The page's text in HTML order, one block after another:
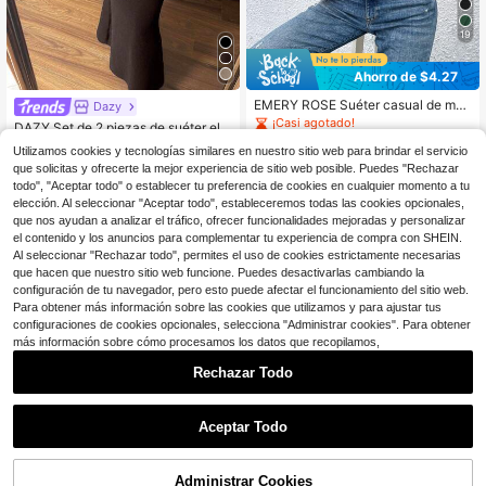
Dazy
DAZY Set de 2 piezas de suéter ele
gante y ajustado para mujer, otoño/i
nvierno
$32.17 -42%
19
Ahorro de $4.27
EMERY ROSE Suéter casual de muj
er de unicolor, cuello alto, manga lar
ierno
¡Casi agotado!
$ 15 -21% con cupón
Utilizamos cookies y tecnologías similares en nuestro sitio web para brindar el servicio
que solicitas y ofrecerte la mejor experiencia de sitio web posible. Puedes "Rechazar
todo", "Aceptar todo" o establecer tu preferencia de cookies en cualquier momento a tu
elección. Al seleccionar "Aceptar todo", estableceremos todas las cookies opcionales,
que nos ayudan a analizar el tráfico, ofrecer funcionalidades mejoradas y personalizar
el contenido y los anuncios para complementar tu experiencia de compra con SHEIN.
Al seleccionar "Rechazar todo", permites el uso de cookies estrictamente necesarias
que hacen que nuestro sitio web funcione. Puedes desactivarlas cambiando la
configuración de tu navegador, pero esto puede afectar el funcionamiento del sitio web.
Para obtener más información sobre las cookies que utilizamos y para ajustar tus
configuraciones de cookies opcionales, selecciona "Administrar cookies". Para obtener
más información sobre cómo procesamos los datos que recopilamos,
Rechazar Todo
Aceptar Todo
Administrar Cookies